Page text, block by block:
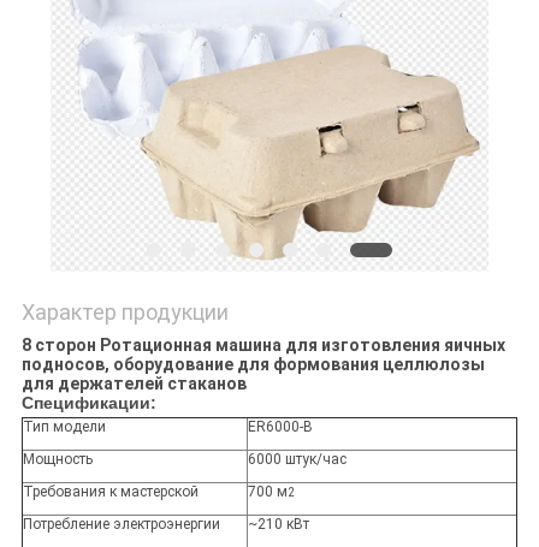
Характер продукции
8 сторон Ротационная машина для изготовления яичных
подносов, оборудование для формования целлюлозы
для держателей стаканов
Спецификации:
Тип модели
ER6000-B
Мощность
6000 штук/час
Требования к мастерской
700 м2
Потребление электроэнергии
~210 кВт